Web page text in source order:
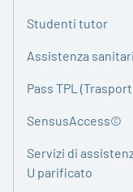
Studenti tutor
Assistenza
Pass TPL
SensusAccess©
Servizi di
U parificato